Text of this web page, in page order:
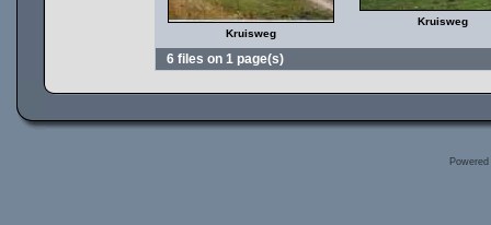
Kruisweg
Kruisweg
6 files on 1 page(s)